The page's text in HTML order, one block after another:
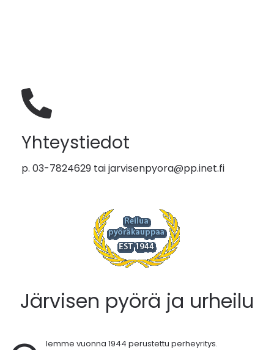
Yhteystiedot
p. 03-7824629 taijarvisenpyora@pp.inet.fi
Järvisen pyörä ja urheilu
lemme vuonna 1944 perustettu perheyritys.